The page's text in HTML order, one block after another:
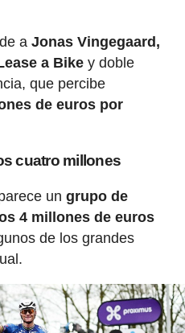
a Jonas Vingegaard,
a Bikey doble
que percibe
de euros por
cuatro millones
un grupo de
4 millones de euros
de los grandes